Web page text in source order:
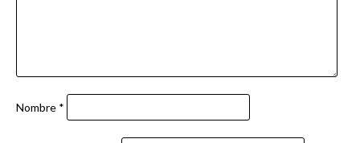
Nombre *